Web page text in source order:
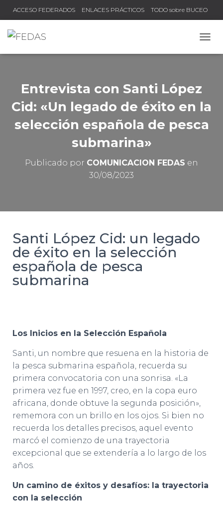
ACCESO FEDERADOS ENLACES PRÁCTICOS TODO sobre BUCEO
Entrevista con Santi López
Cid: «Un legado de éxito en la
selección española de pesca
submarina»
Publicado por COMUNICACION FEDAS en
30/08/2023
Santi López Cid: un legado
de éxito en la selección
española de pesca
submarina
Los Inicios en la Selección Española
Santi, un nombre que resuena en la historia de
la pesca submarina española, recuerda su
primera convocatoria con una sonrisa. «La
primera vez fue en 1997, creo, en la copa euro
africana, donde obtuve la segunda posición»,
rememora con un brillo en los ojos. Si bien no
recuerda los detalles precisos, aquel evento
marcó el comienzo de una trayectoria
excepcional que se extendería a lo largo de los
años.
Un camino de éxitos y desafíos: la trayectoria
con la selección